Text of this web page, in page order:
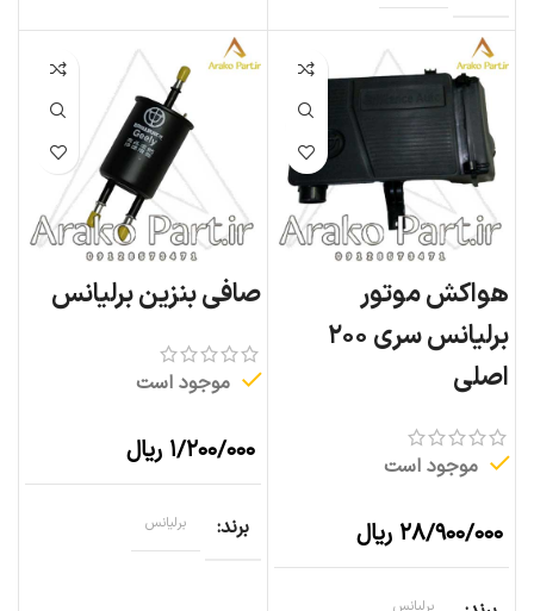
هواکش موتور
برلیانس سری ۲۰۰
اصلی
موجود است
۲۸/۹۰۰/۰۰۰ ریال
صافی بنزین برلیانس
موجود است
۱/۲۰۰/۰۰۰ ریال
برند برلیانس